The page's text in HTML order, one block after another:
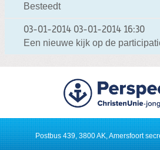
Besteedt
03-01-2014 03-01-2014 16:30
Een nieuwe kijk op de
Postbus 439, 3800 AK, Amersfoort